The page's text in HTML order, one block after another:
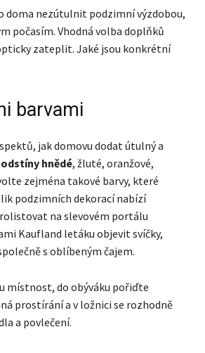
doma nezútulnit podzimní výzdobou,
počasím. Vhodná volba doplňků
zateplit. Jaké jsou konkrétní
barvami
jak domovu dodat útulný a
hnědé, žluté, oranžové,
zejména takové barvy, které
podzimních dekorací nabízí
na slevovém portálu
Kaufland letáku objevit svíčky,
s oblíbeným čajem.
místnost, do obýváku pořiďte
prostírání a v ložnici se rozhodně
a povlečení.